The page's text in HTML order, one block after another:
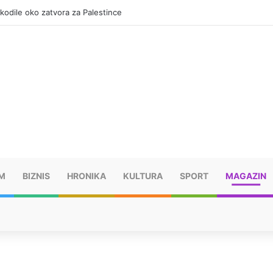
oko zatvora za Palestince
BIZNIS HRONIKA KULTURA SPORT MAGAZIN